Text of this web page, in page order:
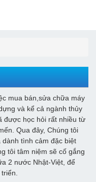
mua bán,sửa chữa máy
và kể cả ngành thủy
được học hỏi rất nhiều từ
Qua đây, Chúng tôi
tình cảm đặc biệt
tôi tâm niệm sẽ cố gắng
2 nước Nhật-Việt, để